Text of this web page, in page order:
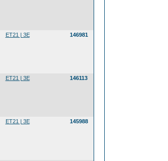
ET21 | 3E 146981
ET21 | 3E 146113
ET21 | 3E 145988